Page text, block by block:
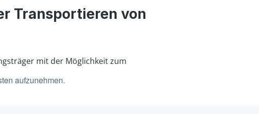
Transportieren von
mit der Möglichkeit zum
aufzunehmen.